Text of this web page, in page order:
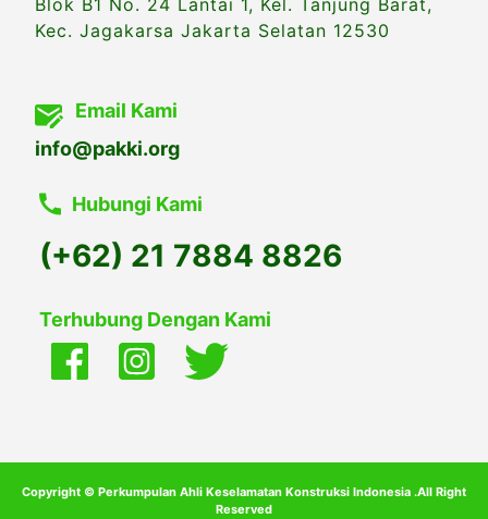
Blok B1 No. 24 Lantai 1, Kel. Tanjung Barat,
Kec. Jagakarsa Jakarta Selatan 12530
Email Kami
info@pakki.org
Hubungi Kami
(+62) 21 7884 8826
Terhubung Dengan Kami
Copyright © Perkumpulan Ahli Keselamatan Konstruksi Indonesia .All Right
Reserved